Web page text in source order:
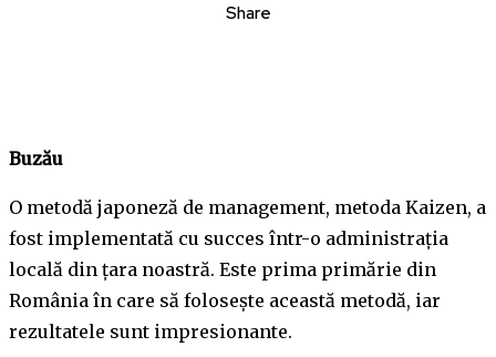
Share
Buzău
O metodă japoneză de management, metoda Kaizen, a
fost implementată cu succes într-o administrația
locală din ţara noastră. Este prima primărie din
România în care să folosește această metodă, iar
rezultatele sunt impresionante.